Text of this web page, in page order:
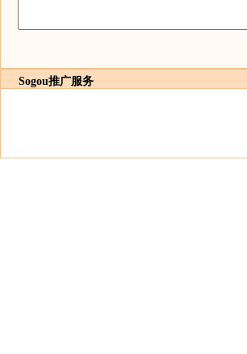
Sogou推广服务